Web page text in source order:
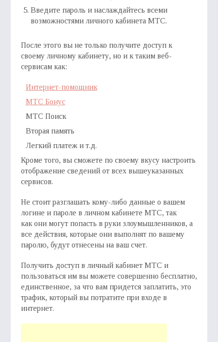
Введите пароль и наслаждайтесь всеми
возможностями личного кабинета МТС.
После этого вы не только получите доступ к
своему личному кабинету, но и к таким веб-
сервисам как:
Интернет-помощник
МТС Бонус
МТС Поиск
Вторая память
Легкий платеж и т.д.
Кроме того, вы сможете по своему вкусу настроить
отображение сведений от всех вышеуказанных
сервисов.
Не стоит разглашать кому-либо данные о вашем
логине и пароле в личном кабинете МТС, так
как они могут попасть в руки злоумышленников, а
все действия, которые они выполнят по вашему
паролю, будут отнесены на ваш счет.
Получить доступ в личный кабинет МТС и
пользоваться им вы можете совершенно бесплатно,
единственное, за что вам придется заплатить, это
трафик, который вы потратите при входе в
интернет.